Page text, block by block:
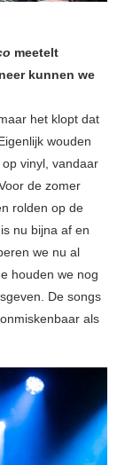
meetelt
kunnen we
het klopt dat
wouden
vinyl, vandaar
de zomer
rolden op de
nu bijna af en
we nu al
houden we nog
De songs
als